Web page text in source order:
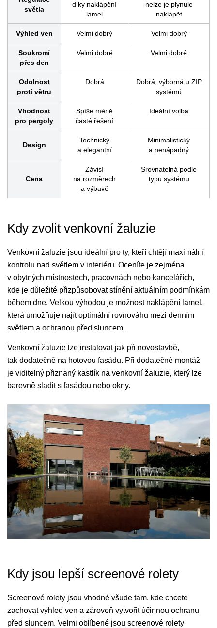
světla
díky naklápění
lamel
nelze je plynule
naklápět
Výhled ven Velmi dobrý Velmi dobrý
Soukromí
přes den
Velmi dobré Velmi dobré
Odolnost
proti větru
Dobrá
Dobrá, výborná u ZIP
systémů
Vhodnost
pro pergoly
Spíše méně
časté řešení
Ideální volba
Design
Technický
a elegantní
Minimalistický
a nenápadný
Cena
Závisí
na rozměrech
a výbavě
Srovnatelná podle
typu systému
Kdy zvolit venkovní žaluzie
Venkovní žaluzie jsou ideální pro ty, kteří chtějí maximální
kontrolu nad světlem v interiéru. Oceníte je zejména
v obytných místnostech, pracovnách nebo kancelářích,
kde je důležité přizpůsobovat stínění aktuálním podmínkám
během dne. Velkou výhodou je možnost naklápění lamel,
která umožňuje najít optimální rovnováhu mezi denním
světlem a ochranou před sluncem.
Venkovní žaluzie lze instalovat jak při novostavbě,
tak dodatečně na hotovou fasádu. Při dodatečné montáži
je viditelný přiznaný kastlík na venkovní žaluzie, který lze
barevně sladit s fasádou nebo okny.
Kdy jsou lepší screenové rolety
Screenové rolety jsou vhodné všude tam, kde chcete
zachovat výhled ven a zároveň vytvořit účinnou ochranu
před sluncem. Velmi oblíbené jsou screenové rolety